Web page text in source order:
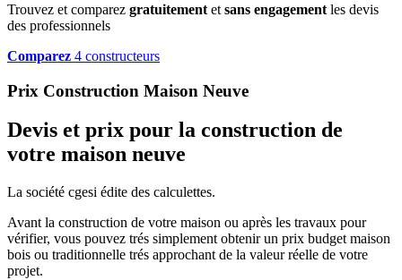
Trouvez et comparez gratuitement et sans engagement les devis
des professionnels
Comparez 4 constructeurs
Prix Construction Maison Neuve
Devis et prix pour la construction de
votre maison neuve
La société cgesi édite des calculettes.
Avant la construction de votre maison ou après les travaux pour
vérifier, vous pouvez trés simplement obtenir un prix budget maison
bois ou traditionnelle trés approchant de la valeur réelle de votre
projet.